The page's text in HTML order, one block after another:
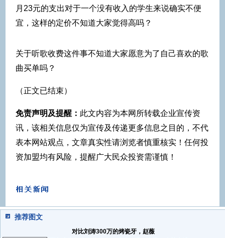
月23元的支出对于一个没有收入的学生来说确实不便
宜，这样的定价不知道大家觉得高吗？
关于听歌收费这件事不知道大家愿意为了自己喜欢的歌
曲买单吗？
（正文已结束）
免责声明及提醒： 此文内容为本网所转载企业宣传资
讯，该相关信息仅为宣传及传递更多信息之目的，不代
表本网站观点，文章真实性请浏览者慎重核实！任何投
资加盟均有风险，提醒广大民众投资需谨慎！
推荐图文
对比刘涛300万的烤瓷牙，赵薇